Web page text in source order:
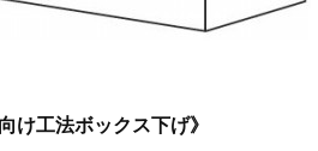
け工法ボックス下げ》